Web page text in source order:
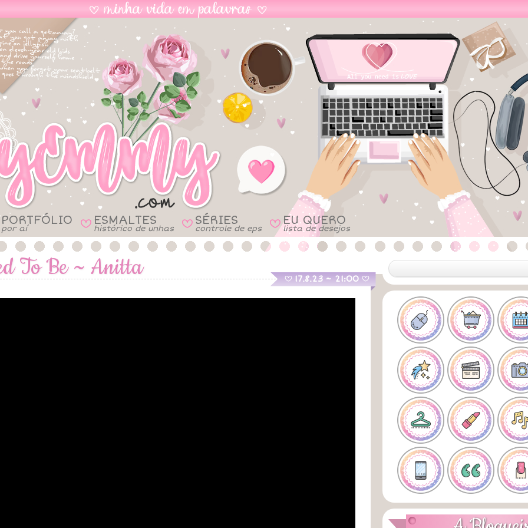
PORTFÓLIO
por aí B ESMALTES
histórico de unhas B SÉRIES
controle de eps B EU QUERO
lista de desejos
To Be ~ Anitta B 17.8.23 ~ 21:00 B